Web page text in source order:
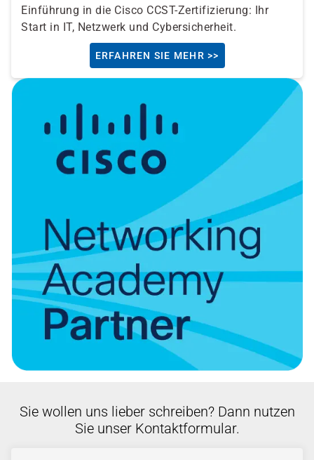
Einführung in die Cisco CCST-Zertifizierung: Ihr
Start in IT, Netzwerk und Cybersicherheit.
ERFAHREN SIE MEHR >>
Sie wollen uns lieber schreiben? Dann nutzen
Sie unser Kontaktformular.